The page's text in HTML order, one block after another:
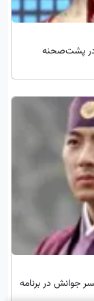
در پشت‌صحنه
جوانش در برنامه